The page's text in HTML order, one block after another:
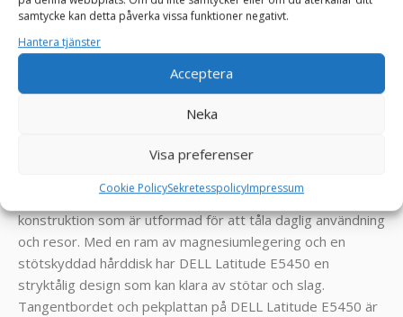
samtycke kan detta påverka vissa funktioner negativt.
Hantera tjänster
Acceptera
Neka
Visa preferenser
Cookie PolicySekretesspolicyImpressum
perfekt för företagsanvändare som är på resande fot eller
för personer som arbetar hemifrån. Den här datorn är
utrustad med en 14-tums Full HD-skärm som ger skarp
Design och byggkvalitet:
DELL Latitude E5450 har en robust och slitstark
konstruktion som är utformad för att tåla daglig användning
och resor. Med en ram av magnesiumlegering och en
stötskyddad hårddisk har DELL Latitude E5450 en
stryktålig design som kan klara av stötar och slag.
Tangentbordet och pekplattan på DELL Latitude E5450 är